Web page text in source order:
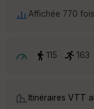
Affichée 770
115 163
Itinéraires VTT